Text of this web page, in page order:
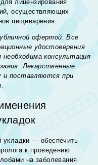
лицензирования
осуществляющих
пищеварения.
офертой. Все
удостоверения
необходима консультация
Лекарственные
и поставляются при
укладки — обеспечить
к проведению
на заболевания